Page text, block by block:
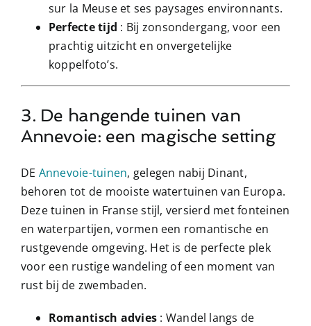
sur la Meuse et ses paysages environnants.
Perfecte tijd : Bij zonsondergang, voor een
prachtig uitzicht en onvergetelijke
koppelfoto’s.
3. De hangende tuinen van
Annevoie: een magische setting
DE Annevoie-tuinen, gelegen nabij Dinant,
behoren tot de mooiste watertuinen van Europa.
Deze tuinen in Franse stijl, versierd met fonteinen
en waterpartijen, vormen een romantische en
rustgevende omgeving. Het is de perfecte plek
voor een rustige wandeling of een moment van
rust bij de zwembaden.
Romantisch advies : Wandel langs de